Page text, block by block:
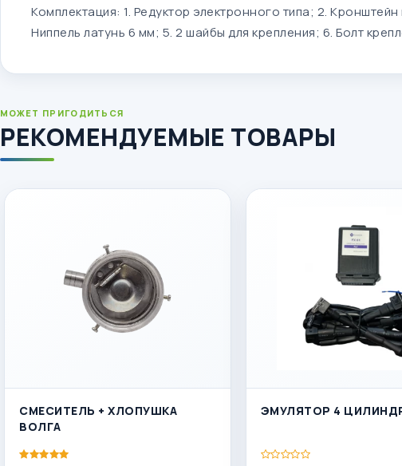
Комплектация: 1. Редуктор электронного типа; 2.
Ниппель латунь 6 мм; 5. 2 шайбы для крепления; 6. Болт
МОЖЕТ ПРИГОДИТЬСЯ
РЕКОМЕНДУЕМЫЕ ТОВАРЫ
СМЕСИТЕЛЬ + ХЛОПУШКА
ВОЛГА
ЭМУЛЯТОР 4